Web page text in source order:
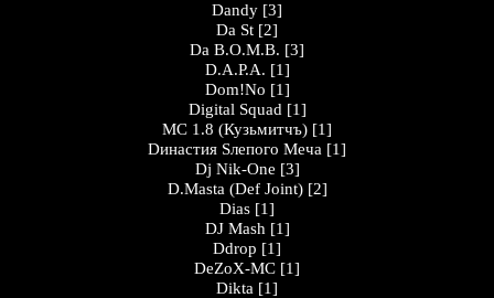
Dandy [3]
Da St [2]
Da B.O.M.B. [3]
D.A.P.A. [1]
Dom!No [1]
Digital Squad [1]
MC 1.8 (Кузьмитчъ) [1]
Dинастия Sлепого Меча [1]
Dj Nik-One [3]
D.Masta (Def Joint) [2]
Dias [1]
DJ Mash [1]
Ddrop [1]
DeZoX-MC [1]
Dikta [1]